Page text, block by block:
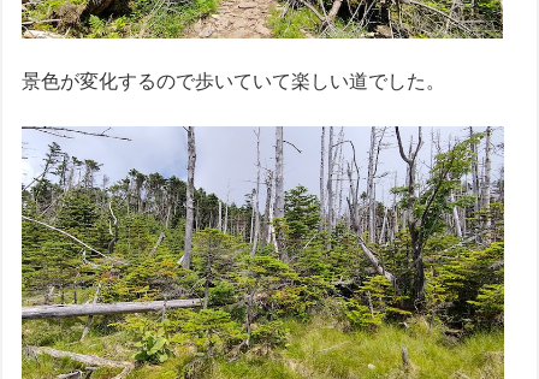
景色が変化するので歩いていて楽しい道でした。